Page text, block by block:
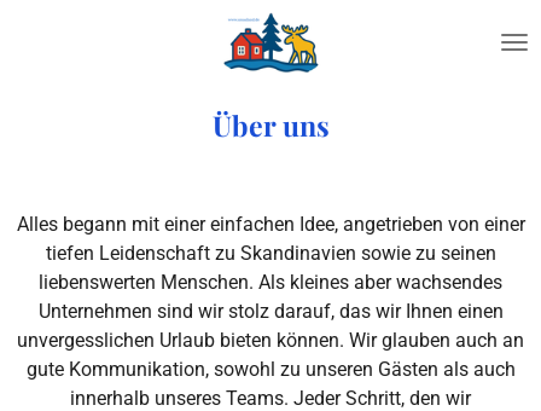
Über uns
Alles begann mit einer einfachen Idee, angetrieben von einer
tiefen Leidenschaft zu Skandinavien sowie zu seinen
liebenswerten Menschen. Als kleines aber wachsendes
Unternehmen sind wir stolz darauf, das wir Ihnen einen
unvergesslichen Urlaub bieten können. Wir glauben auch an
gute Kommunikation, sowohl zu unseren Gästen als auch
innerhalb unseres Teams. Jeder Schritt, den wir